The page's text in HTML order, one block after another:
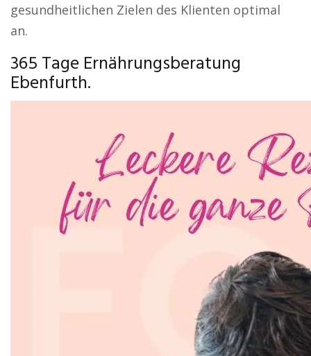
gesundheitlichen Zielen des Klienten optimal
an.
365 Tage Ernährungsberatung
Ebenfurth.